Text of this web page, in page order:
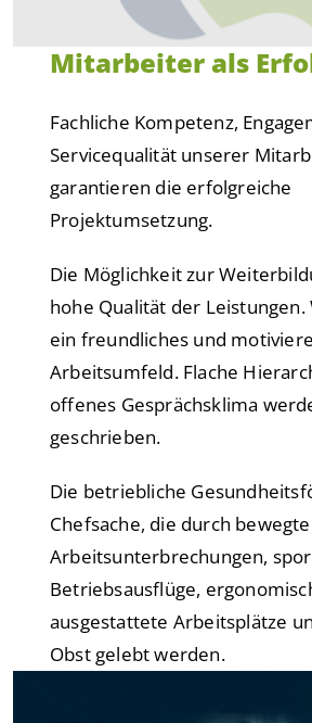
Mitarbeiter als
Fachliche Kompetenz,
Servicequalität unserer
garantieren die erfolgreiche
Projektumsetzung.
Die Möglichkeit zur
hohe Qualität der
ein freundliches und
Arbeitsumfeld. Flache
offenes Gesprächsklima
geschrieben.
Die betriebliche
Chefsache, die durch bewegte
Arbeitsunterbrechungen,
Betriebsausflüge,
ausgestattete Arbeitsplätze
Obst gelebt werden.